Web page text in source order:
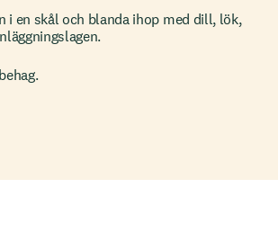
i en skål och blanda ihop med dill, lök,